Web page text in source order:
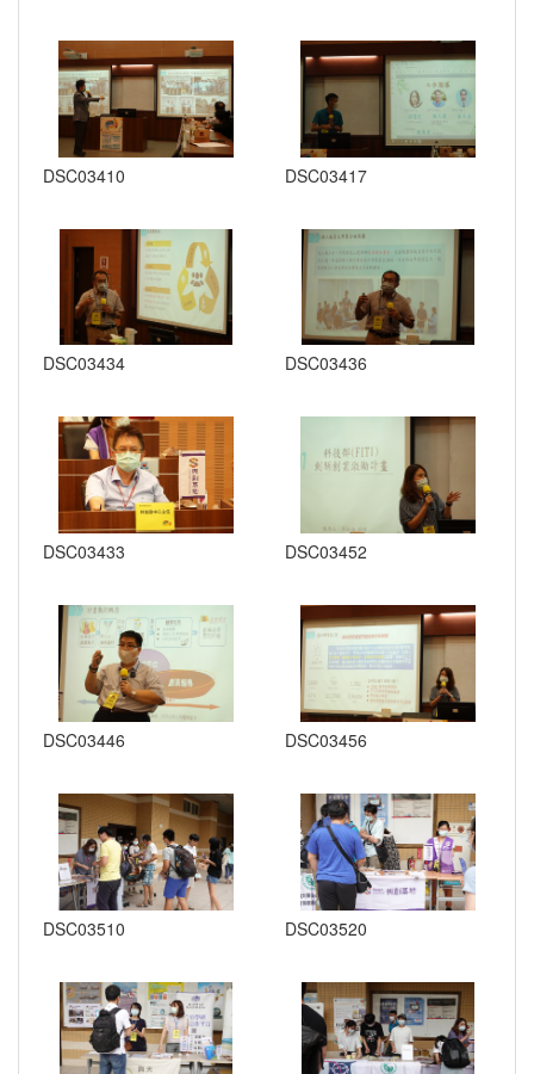
DSC03410 DSC03417
DSC03434 DSC03436
DSC03433 DSC03452
DSC03446 DSC03456
DSC03510 DSC03520